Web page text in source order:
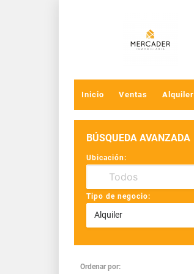
Inicio Ventas Alquiler
BÚSQUEDA AVANZADA
Ubicación:
Tipo de negocio:
Alquiler
Ordenar por: